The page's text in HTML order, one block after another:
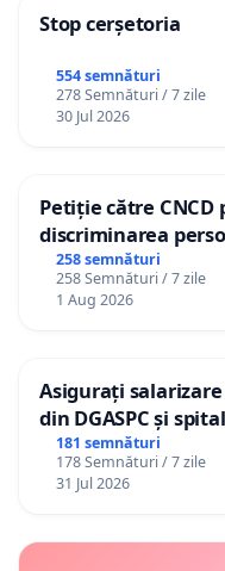
Stop cerșetoria
554 semnături
278 Semnături / 7 zile
30 Jul 2026
Petiție către
discriminarea
către utilizatorul
258 semnături
258 Semnături / 7 zile
1 Aug 2026
Asigurați
din DGASPC și
181 semnături
178 Semnături / 7 zile
31 Jul 2026